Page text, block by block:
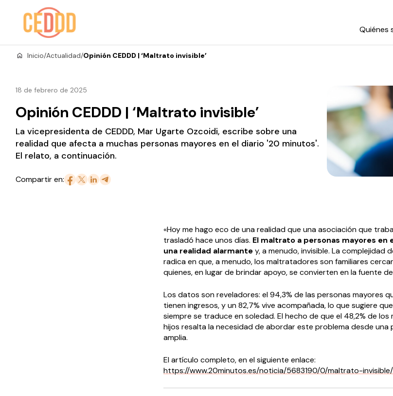
Saltar al contenido
Quiénes
Inicio/Actualidad/Opinión CEDDD | ‘Maltrato invisible’
18 de febrero de 2025
Opinión CEDDD | ‘Maltrato invisible’
La vicepresidenta de CEDDD, Mar Ugarte Ozcoidi, escribe sobre una
realidad que afecta a muchas personas mayores en el diario '20 minutos'.
El relato, a continuación.
Compartir en:
«Hoy me hago eco de una realidad que una asociación que
trasladó hace unos días. El maltrato a personas mayores en
una realidad alarmantey, a menudo, invisible. La complejidad
radica en que, a menudo, los maltratadores son familiares
quienes, en lugar de brindar apoyo, se convierten en la fuente
Los datos son reveladores: el 94,3% de las personas mayores
tienen ingresos, y un 82,7% vive acompañada, lo que sugiere
siempre se traduce en soledad. El hecho de que el 48,2% de
hijos resalta la necesidad de abordar este problema desde una
amplia.
El artículo completo, en el siguiente enlace:
https://www.20minutos.es/noticia/5683190/0/maltrato-invisible/